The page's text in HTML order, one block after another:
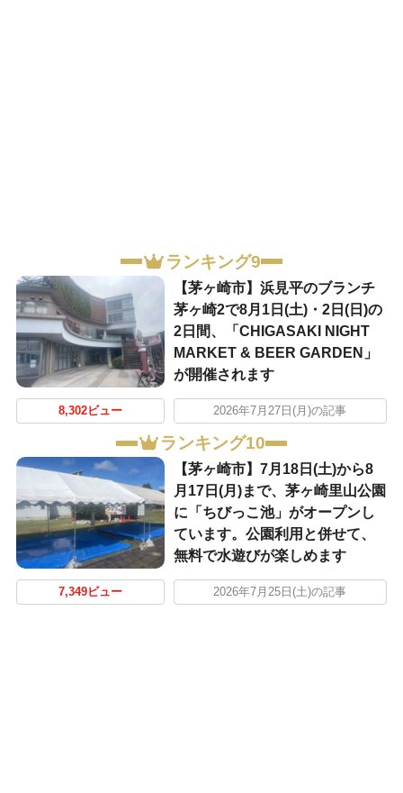
ランキング9
【茅ヶ崎市】浜見平のブランチ
茅ヶ崎2で8月1日(土)・2日(日)の
2日間、「CHIGASAKI NIGHT
MARKET & BEER GARDEN」
が開催されます
8,302ビュー 2026年7月27日(月)の記事
ランキング10
【茅ヶ崎市】7月18日(土)から8
月17日(月)まで、茅ヶ崎里山公園
に「ちびっこ池」がオープンし
ています。公園利用と併せて、
無料で水遊びが楽しめます
7,349ビュー 2026年7月25日(土)の記事